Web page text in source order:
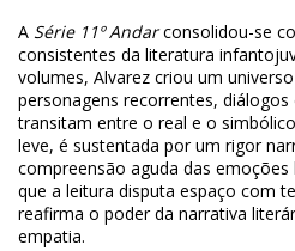
A Série 11º Andarconsolidou-se
consistentes da literatura
volumes, Alvarez criou um
personagens recorrentes,
transitam entre o real e o
leve, é sustentada por um rigor
compreensão aguda das
que a leitura disputa espaço com
reafirma o poder da narrativa
empatia.